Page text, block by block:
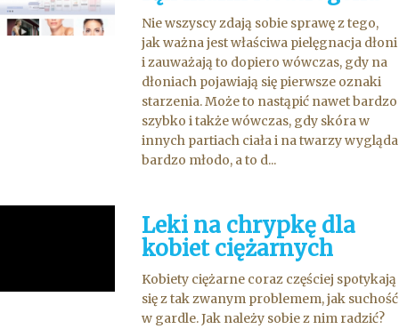
Nie wszyscy zdają sobie sprawę z tego,
jak ważna jest właściwa pielęgnacja dłoni
i zauważają to dopiero wówczas, gdy na
dłoniach pojawiają się pierwsze oznaki
starzenia. Może to nastąpić nawet bardzo
szybko i także wówczas, gdy skóra w
innych partiach ciała i na twarzy wygląda
bardzo młodo, a to d...
Leki na chrypkę dla
kobiet ciężarnych
Kobiety ciężarne coraz częściej spotykają
się z tak zwanym problemem, jak suchość
w gardle. Jak należy sobie z nim radzić?